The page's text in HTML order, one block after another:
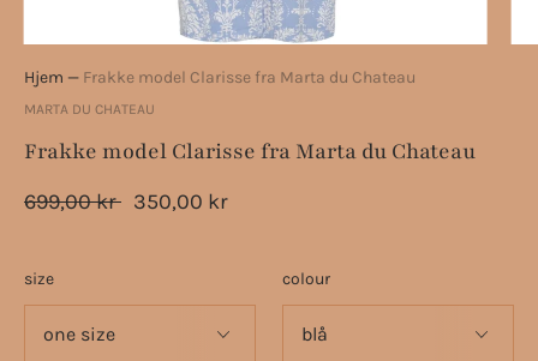
Hjem — Frakke model Clarisse fra Marta du Chateau
MARTA DU CHATEAU
Frakke model Clarisse fra Marta du Chateau
699,00 kr 350,00 kr
size colour